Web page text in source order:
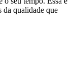
da qualidade que